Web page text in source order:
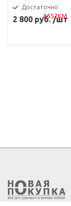
Достаточно
2 800 руб. /шт